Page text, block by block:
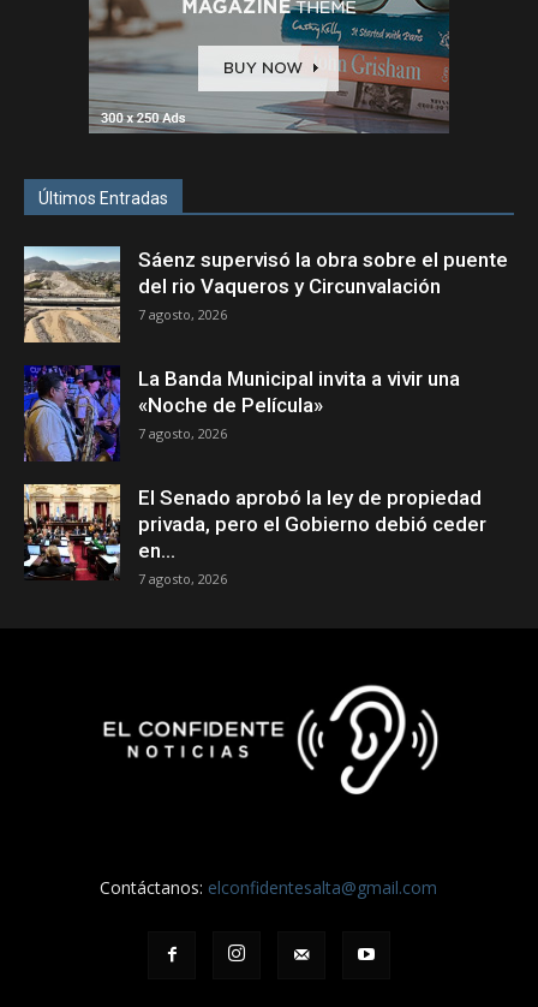
Últimos Entradas
Sáenz supervisó la obra sobre el puente
del rio Vaqueros y Circunvalación
7 agosto, 2026
La Banda Municipal invita a vivir una
«Noche de Película»
7 agosto, 2026
El Senado aprobó la ley de propiedad
privada, pero el Gobierno debió ceder
en...
7 agosto, 2026
Contáctanos: elconfidentesalta@gmail.com